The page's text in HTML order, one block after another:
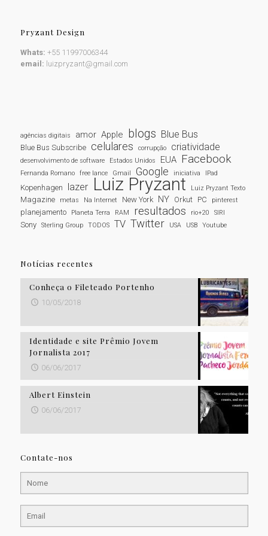
Pryzant Design
Whats: +55 11997006344
email: luizpryzant@gmail.com
agências digitais amor Apple blogs Blue Bus
Blue Bus Subscribe celulares corrupção criatividade
desenvolvimento de software Estados Unidos EUA Facebook
Fernanda Romano free lance Gmail Google iniciativa IPad
Kopenhagen lazer Luiz Pryzant Luiz Pryzant Texto
Magazine metas Na Internet New York NY Orkut PC pinterest
planejamento Planeta Terra RAM resultados rio+20 SIRI
Sony Sterling Group TODOS TV Twitter USA USB Youtube
Notícias recentes
Conheça o Fileteado Portenho
10/05/2018
Identidade e site Prêmio Jovem
Jornalista 2017
06/06/2017
Albert Einstein
06/06/2017
Contate-nos